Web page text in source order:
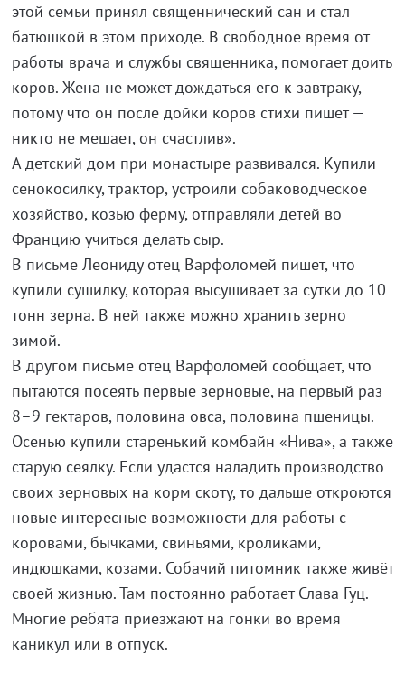
этой семьи принял священнический сан и стал
батюшкой в этом приходе. В свободное время от
работы врача и службы священника, помогает доить
коров. Жена не может дождаться его к завтраку,
потому что он после дойки коров стихи пишет —
никто не мешает, он счастлив».
А детский дом при монастыре развивался. Купили
сенокосилку, трактор, устроили собаководческое
хозяйство, козью ферму, отправляли детей во
Францию учиться делать сыр.
В письме Леониду отец Варфоломей пишет, что
купили сушилку, которая высушивает за сутки до 10
тонн зерна. В ней также можно хранить зерно
зимой.
В другом письме отец Варфоломей сообщает, что
пытаются посеять первые зерновые, на первый раз
8–9 гектаров, половина овса, половина пшеницы.
Осенью купили старенький комбайн «Нива», а также
старую сеялку. Если удастся наладить производство
своих зерновых на корм скоту, то дальше откроются
новые интересные возможности для работы с
коровами, бычками, свиньями, кроликами,
индюшками, козами. Собачий питомник также живёт
своей жизнью. Там постоянно работает Слава Гуц.
Многие ребята приезжают на гонки во время
каникул или в отпуск.